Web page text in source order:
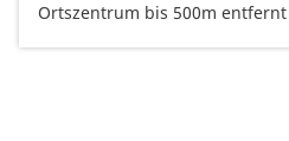
Ortszentrum bis 500m entfernt